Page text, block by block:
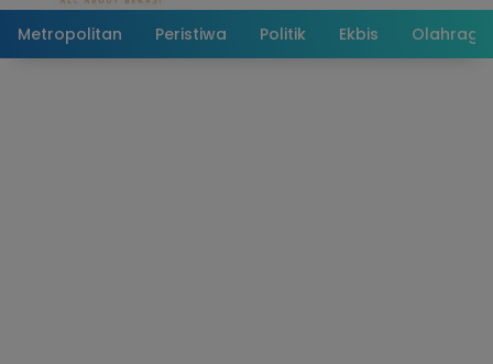
Metropolitan Peristiwa Politik Ekbis Olahraga